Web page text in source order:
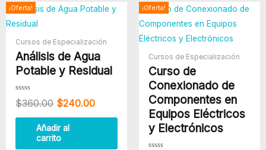
¡Oferta!
Cursos de Especialización
Análisis de Agua
Potable y Residual
Valorado
con
de
$360.00
El
era:
$360.00.
$240.00
El
es:
$240.00.
Añadir al
carrito
¡Oferta!
Cursos de Especialización
Curso de
Conexionado de
Componentes en
Equipos Eléctricos
y Electrónicos
El
precio
original
era:
$500.00.
El
actual
es: